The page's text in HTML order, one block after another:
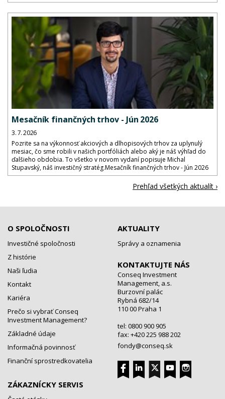
Mesačník finančných trhov - Jún 2026
3. 7. 2026
Pozrite sa na výkonnosť akciových a dlhopisových trhov za uplynulý
mesiac, čo sme robili v našich portfóliách alebo aký je náš výhľad do
ďalšieho obdobia. To všetko v novom vydaní popisuje Michal
Stupavský, náš investičný stratég.Mesačník finančných trhov - Jún 2026
Prehľad všetkých aktualít ›
O SPOLOČNOSTI
Investičné spoločnosti
Z histórie
Naši ľudia
Kontakt
Kariéra
Prečo si vybrať Conseq
Investment Management?
Základné údaje
Informačná povinnosť
Finanční sprostredkovatelia
ZÁKAZNÍCKY SERVIS
AKTUALITY
Správy a oznamenia
KONTAKTUJTE NÁS
Conseq Investment
Management, a.s.
Burzovní palác
Rybná 682/14
110 00 Praha 1
tel: 0800 900 905
fax: +420 225 988 202
fondy@conseq.sk